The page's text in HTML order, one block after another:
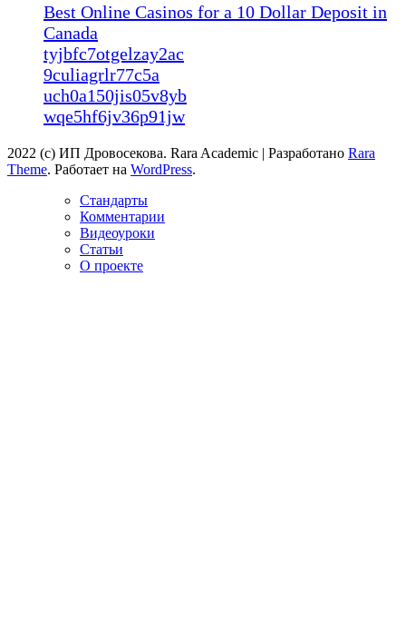
Best Online Casinos for a 10 Dollar Deposit in
Canada
tyjbfc7otgelzay2ac
9culiagrlr77c5a
uch0a150jis05v8yb
wqe5hf6jv36p91jw
2022 (с) ИП Дровосекова. Rara Academic | Разработано Rara
Theme. Работает на WordPress.
Стандарты
Комментарии
Видеоуроки
Статьи
О проекте